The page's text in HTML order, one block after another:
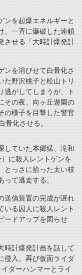
ンを起爆エネルギーと
、一斉に爆破した連鎖
させる「大時計爆発計
ンを浴びせて白骨化さ
た野沢桃子と松山トリ
逃がしてしまうが、ト
その夜、向ヶ丘遊園の
の様子を目撃した警官
骨化させる。
していた本郷猛、滝和
に殺人レントゲンを
とっさに拾った太い枝
て逃走する。
送信装置の完成が遅れ
いる囚人に殺人レント
ードアップを図らせ
時計爆発計画を話して
侵入。再び仮面ライダ
ダーハンマーとライ